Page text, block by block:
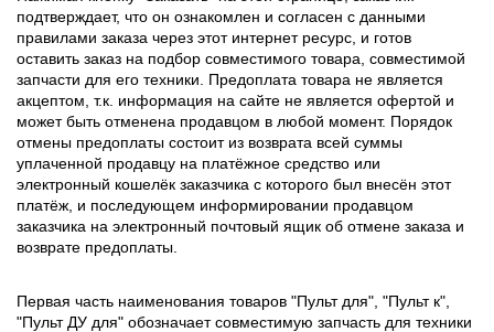
подтверждает, что он ознакомлен и согласен с данными
правилами заказа через этот интернет ресурс, и готов
оставить заказ на подбор совместимого товара, совместимой
запчасти для его техники. Предоплата товара не является
акцептом, т.к. информация на сайте не является офертой и
может быть отменена продавцом в любой момент. Порядок
отмены предоплаты состоит из возврата всей суммы
уплаченной продавцу на платёжное средство или
электронный кошелёк заказчика с которого был внесён этот
платёж, и последующем информировании продавцом
заказчика на электронный почтовый ящик об отмене заказа и
возврате предоплаты.
Первая часть наименования товаров "Пульт для", "Пульт к",
"Пульт ДУ для" обозначает совместимую запчасть для техники